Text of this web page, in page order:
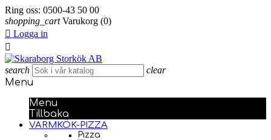
Ring oss: 0500-43 50 00
shopping_cart Varukorg (0)
 Logga in

search clear
Menu
Menu
Tillbaka
VARMKÖK-PIZZA
Pizza